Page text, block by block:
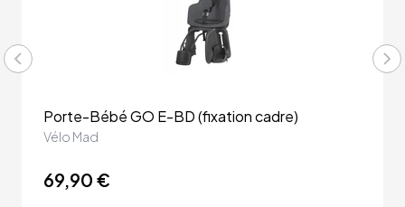
Porte-Bébé GO E-BD (fixation cadre)
Vélo Mad
69,90 €